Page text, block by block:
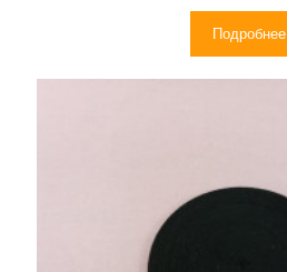
Подробнее